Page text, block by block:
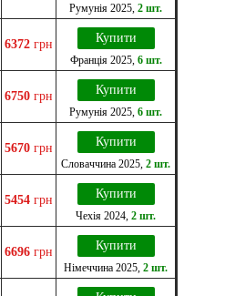
Румунія 2025 2 шт.
6372 грн Купити
Франція2025, 6 шт.
6750 грн Купити
Румунія 2025 6 шт.
5670 грн Купити
Словаччина 2025 2 шт.
5454 грн Купити
Чехія 2024 2 шт.
6696 грн Купити
Німеччина 2025 2 шт.